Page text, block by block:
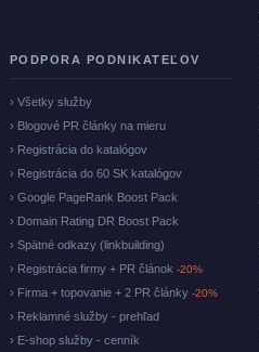
PODPORA PODNIKATEĽOV
› Všetky služby
› Blogové PR články na mieru
› Registrácia do katalógov
› Registrácia do 60 SK katalógov
› Google PageRank Boost Pack
› Domain Rating DR Boost Pack
› Spätné odkazy (linkbuilding)
› Registrácia firmy + PR článok -20%
› Firma + topovanie + 2 PR články -20%
› Reklamné služby - prehľad
› E-shop služby - cenník